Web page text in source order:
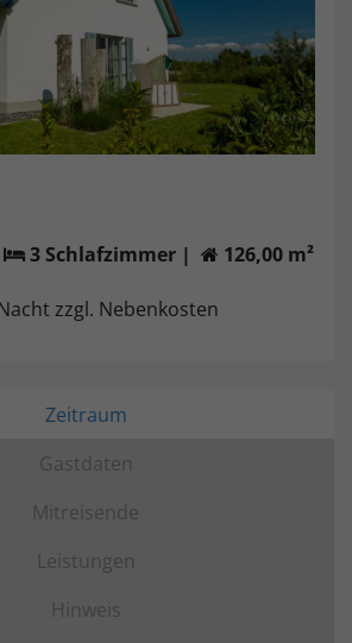
3 Schlafzimmer | 126,00 m²
zzgl. Nebenkosten
Zeitraum
Gastdaten
Mitreisende
Leistungen
Hinweis